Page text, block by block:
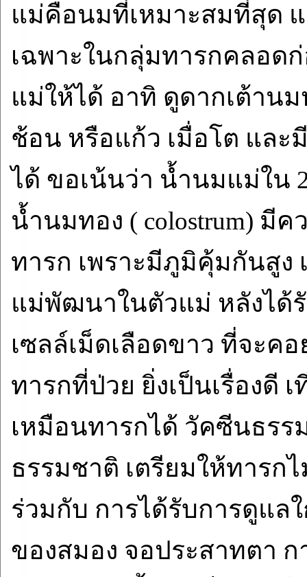
แม่คือนมที่เหมาะสมที่สุด แ
เฉพาะในกลุ่มทารกคลอด
แม่ให้ได้ อาทิ ดูดากเต้าน
ช้อน หรือแก้ว เมื่อโต และ
ได้ ขอเน้นว่า น้ำนมแม่ใน
น้ำนมทอง ( colostrum)
ทารก เพราะมีภูมิคุ้มกันสูง
แม่พัฒนาในตัวแม่ หลังได้
เซลล์เม็ดเลือดขาว ที่จะค
ทารกที่ป่วย ยิ่งเป็นเรื่องดี
เหมือนทารกได้ วัคซีนธร
ธรรมชาติ เตรียมให้ทารก
ร่วมกับ การได้รับการดูแ
ของสมอง จอประสาทตา